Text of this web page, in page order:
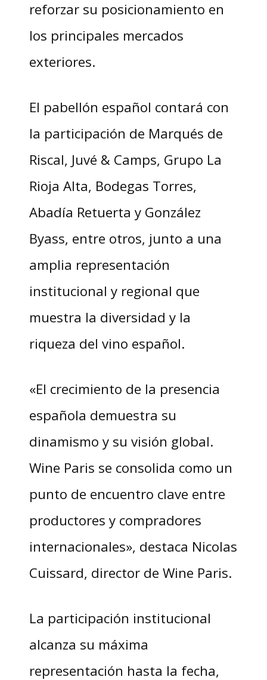
reforzar su posicionamiento en
los principales mercados
exteriores.
El pabellón español contará con
la participación de Marqués de
Riscal, Juvé & Camps, Grupo La
Rioja Alta, Bodegas Torres,
Abadía Retuerta y González
Byass, entre otros, junto a una
amplia representación
institucional y regional que
muestra la diversidad y la
riqueza del vino español.
«El crecimiento de la presencia
española demuestra su
dinamismo y su visión global.
Wine Paris se consolida como un
punto de encuentro clave entre
productores y compradores
internacionales», destaca Nicolas
Cuissard, director de Wine Paris.
La participación institucional
alcanza su máxima
representación hasta la fecha,